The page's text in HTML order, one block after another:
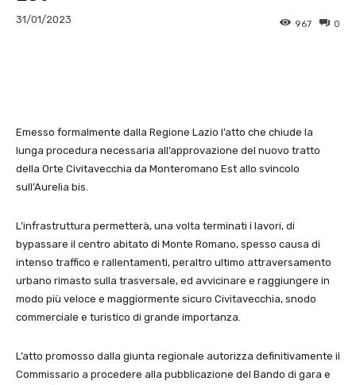
31/01/2023 0
967
Emesso formalmente dalla Regione Lazio l’atto che chiude la
lunga procedura necessaria all’approvazione del nuovo tratto
della Orte Civitavecchia da Monteromano Est allo svincolo
sull’Aurelia bis.
L’infrastruttura permetterà, una volta terminati i lavori, di
bypassare il centro abitato di Monte Romano, spesso causa di
intenso traffico e rallentamenti, peraltro ultimo attraversamento
urbano rimasto sulla trasversale, ed avvicinare e raggiungere in
modo più veloce e maggiormente sicuro Civitavecchia, snodo
commerciale e turistico di grande importanza.
L’atto promosso dalla giunta regionale autorizza definitivamente il
Commissario a procedere alla pubblicazione del Bando di gara e